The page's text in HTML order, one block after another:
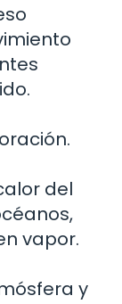
del
vapor.
y